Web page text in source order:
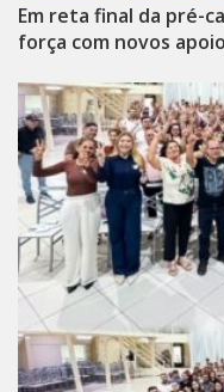
Em reta final da pré-
força com novos